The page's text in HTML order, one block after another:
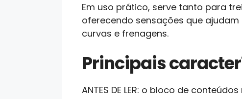
Em uso prático, serve tanto para
oferecendo sensações que
curvas e frenagens.
Principais
ANTES DE LER: o bloco de